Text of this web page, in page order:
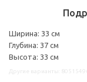
Ширина: 33 см
Глубина: 37 см
Высота: 33 см